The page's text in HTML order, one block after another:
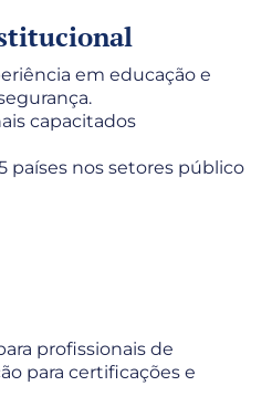
em educação e
capacitados
países nos setores público
profissionais de
para certificações e